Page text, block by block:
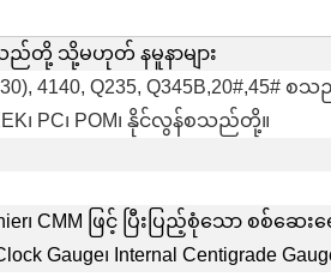
စသည်တို့ သို့မဟုတ် နမူနာများ
4140, Q235, Q345B,20#,45# စ
၊ PC၊ POM၊ နိုင်လွန်စသည်တို့။
၊ CMM ဖြင့် ပြီးပြည့်စုံသော စစ်ဆေး
Gauge၊ Internal Centigrade